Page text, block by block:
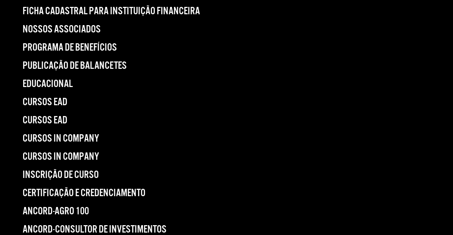
FICHA CADASTRAL PARA INSTITUIÇÃO FINANCEIRA
NOSSOS ASSOCIADOS
PROGRAMA DE BENEFÍCIOS
PUBLICAÇÃO DE BALANCETES
EDUCACIONAL
CURSOS EAD
CURSOS EAD
CURSOS IN COMPANY
CURSOS IN COMPANY
INSCRIÇÃO DE CURSO
CERTIFICAÇÃO E CREDENCIAMENTO
ANCORD-AGRO 100
ANCORD-CONSULTOR DE INVESTIMENTOS